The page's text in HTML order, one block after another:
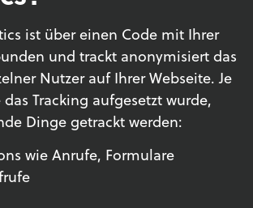
ist über einen Code mit Ihrer
und trackt anonymisiert das
Nutzer auf Ihrer Webseite. Je
Tracking aufgesetzt wurde,
Dinge getrackt werden:
wie Anrufe, Formulare